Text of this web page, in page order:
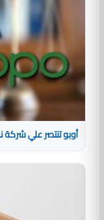
أوبو تنتصر علي شركة